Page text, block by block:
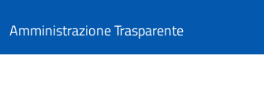
Amministrazione Trasparente